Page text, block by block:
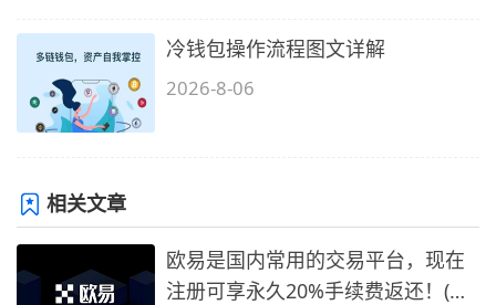
冷钱包操作流程图文详解
2026-8-06
相关文章
欧易是国内常用的交易平台，现在
注册可享永久20%手续费返还！(必